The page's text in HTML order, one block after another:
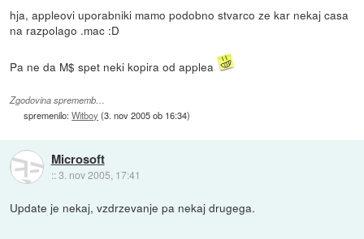
hja, appleovi uporabniki mamo podobno stvarco ze kar nekaj casa
na razpolago .mac :D
Pa ne da M$ spet neki kopira od applea
Zgodovina sprememb…
spremenilo:Witboy (3. nov 2005 ob 16:34)
Microsoft
::3. nov 2005, 17:41
Update je nekaj, vzdrzevanje pa nekaj drugega.